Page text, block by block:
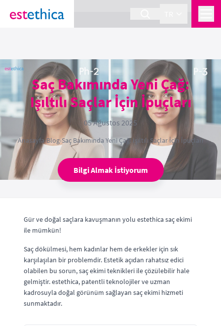
section Service {
Saç Bakımında Yeni Çağ:
Işıltılı Saçlar İçin İpuçları
05 Ağustos 2025
Anasayfa›Blog›Saç Bakımında Yeni Çağ: Işıltılı Saçlar İçin İpuçları
Bilgi Almak İstiyorum
Gür ve doğal saçlara kavuşmanın yolu estethica saç ekimi
ile mümkün!
Saç dökülmesi, hem kadınlar hem de erkekler için sık
karşılaşılan bir problemdir. Estetik açıdan rahatsız edici
olabilen bu sorun, saç ekimi teknikleri ile çözülebilir hale
gelmiştir. estethica, patentli teknolojiler ve uzman
kadrosuyla doğal görünüm sağlayan saç ekimi hizmeti
sunmaktadır.